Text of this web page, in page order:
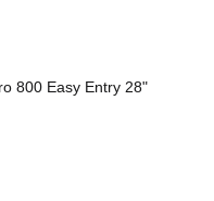
800 Easy Entry 28"